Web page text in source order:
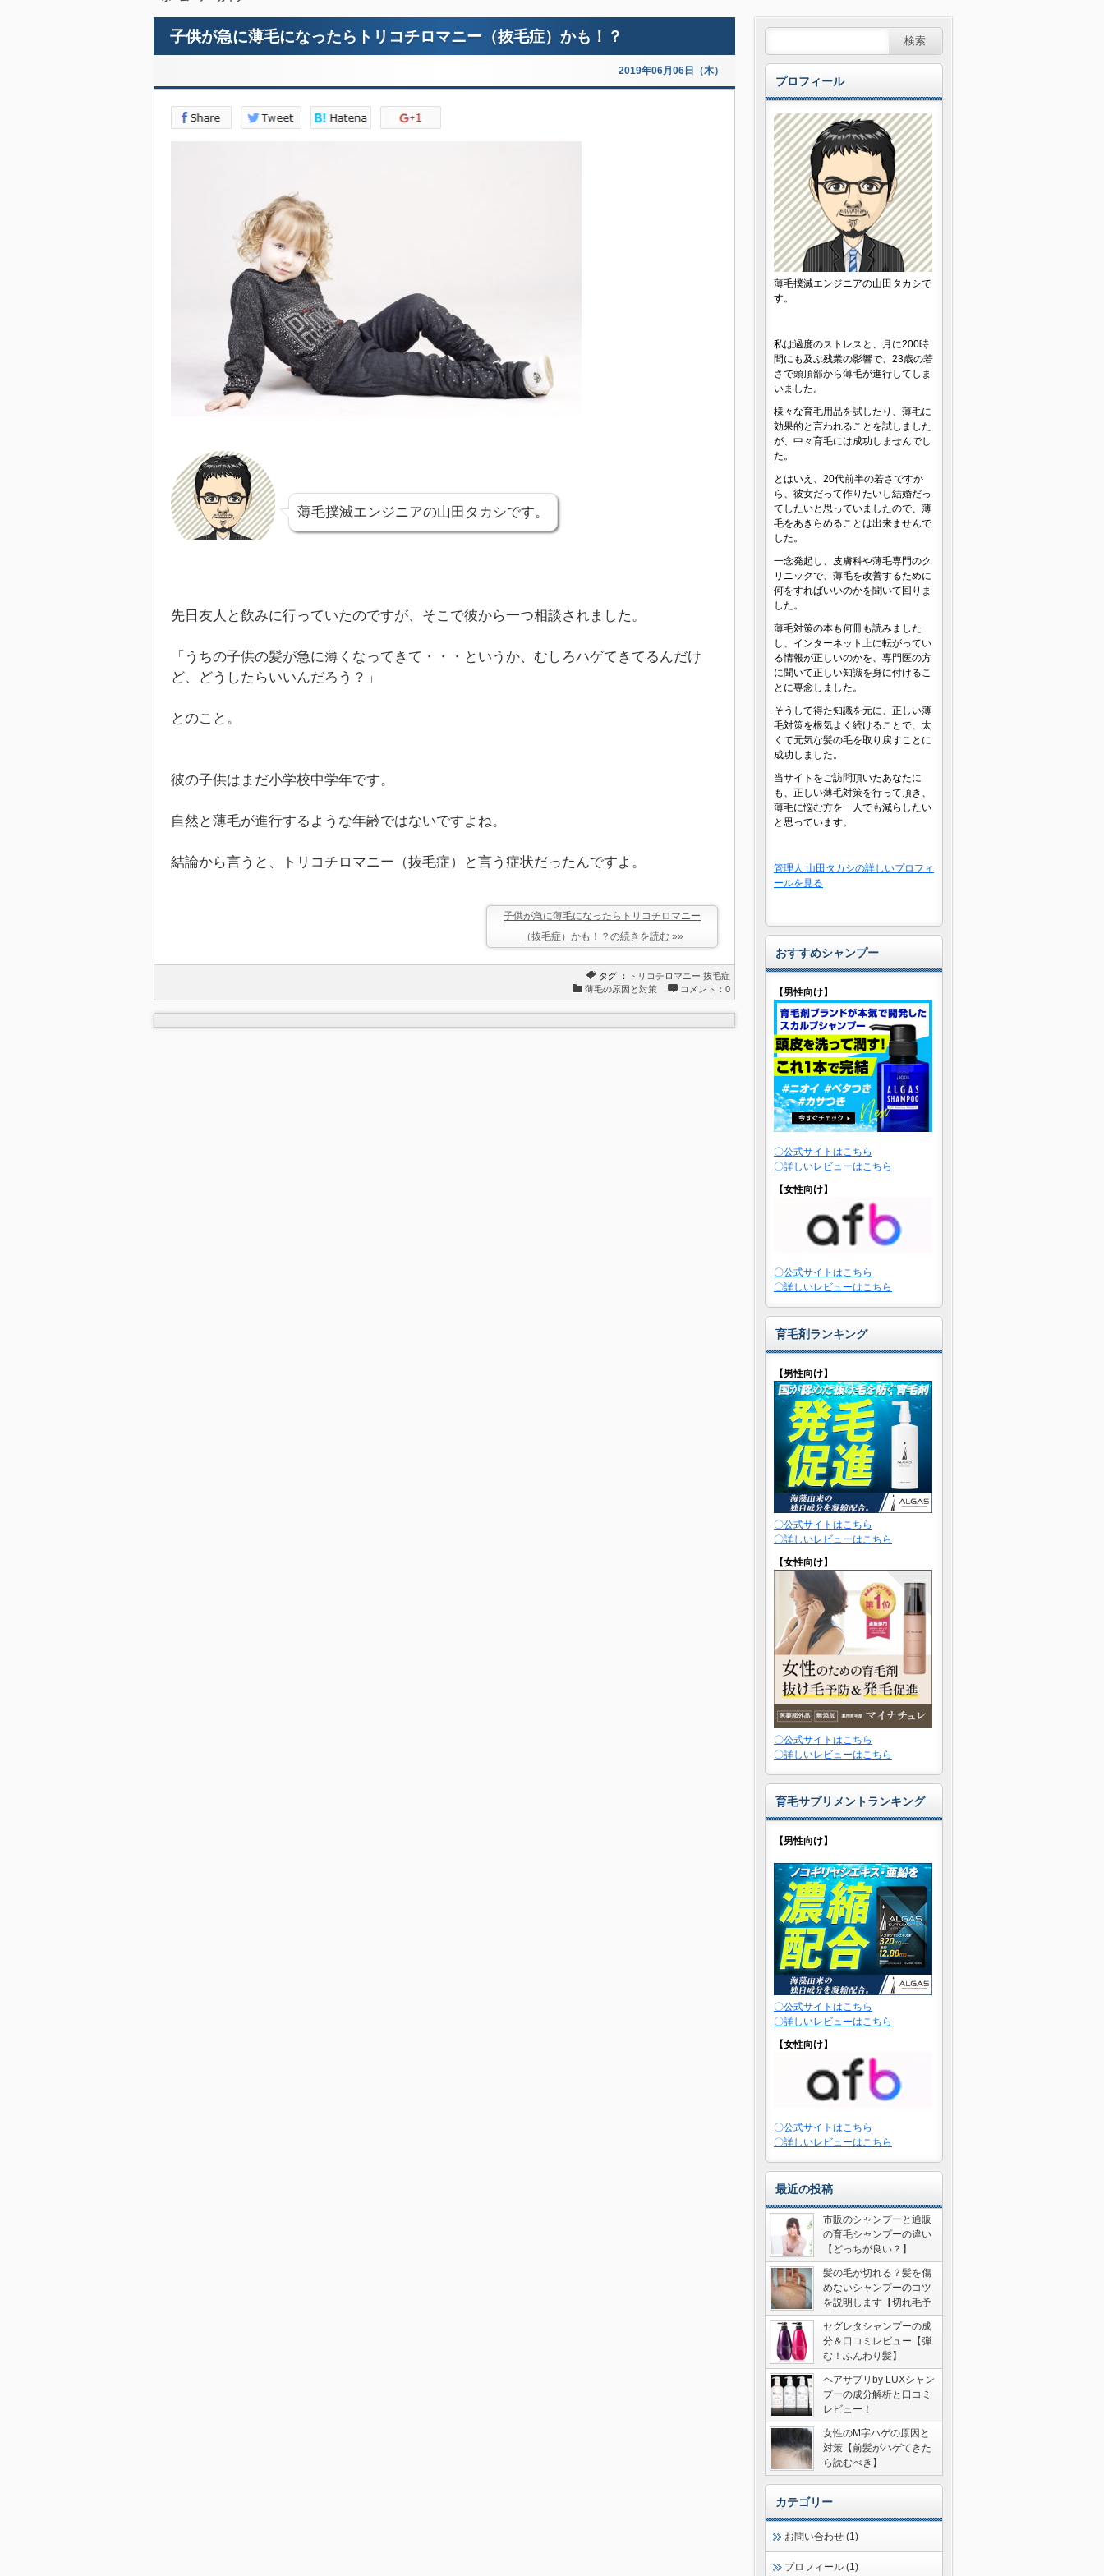
子供が急に薄毛になったらトリコチロマニー（抜毛症）かも！？
2019年06月06日（木）
薄毛撲滅エンジニアの山田タカシです。
先日友人と飲みに行っていたのですが、そこで彼から一つ相談されました。
「うちの子供の髪が急に薄くなってきて・・・というか、むしろハゲてきてるんだけ
ど、どうしたらいいんだろう？」
とのこと。
彼の子供はまだ小学校中学年です。
自然と薄毛が進行するような年齢ではないですよね。
結論から言うと、トリコチロマニー（抜毛症）と言う症状だったんですよ。
子供が急に薄毛になったらトリコチロマニー
（抜毛症）かも！？の続きを読む »»
タグ ： トリコチロマニー 抜毛症
薄毛の原因と対策
コメント：0
プロフィール
薄毛撲滅エンジニアの山田タカシで
す。
私は過度のストレスと、月に200時
間にも及ぶ残業の影響で、23歳の若
さで頭頂部から薄毛が進行してしま
いました。
様々な育毛用品を試したり、薄毛に
効果的と言われることを試しました
が、中々育毛には成功しませんでし
た。
とはいえ、20代前半の若さですか
ら、彼女だって作りたいし結婚だっ
てしたいと思っていましたので、薄
毛をあきらめることは出来ませんで
した。
一念発起し、皮膚科や薄毛専門のク
リニックで、薄毛を改善するために
何をすればいいのかを聞いて回りま
した。
薄毛対策の本も何冊も読みました
し、インターネット上に転がってい
る情報が正しいのかを、専門医の方
に聞いて正しい知識を身に付けるこ
とに専念しました。
そうして得た知識を元に、正しい薄
毛対策を根気よく続けることで、太
くて元気な髪の毛を取り戻すことに
成功しました。
当サイトをご訪問頂いたあなたに
も、正しい薄毛対策を行って頂き、
薄毛に悩む方を一人でも減らしたい
と思っています。
管理人 山田タカシの詳しいプロフィ
ールを見る
おすすめシャンプー
【男性向け】
〇公式サイトはこちら
〇詳しいレビューはこちら
【女性向け】
〇公式サイトはこちら
〇詳しいレビューはこちら
育毛剤ランキング
【男性向け】
〇公式サイトはこちら
〇詳しいレビューはこちら
【女性向け】
〇公式サイトはこちら
〇詳しいレビューはこちら
育毛サプリメントランキング
【男性向け】
〇公式サイトはこちら
〇詳しいレビューはこちら
【女性向け】
〇公式サイトはこちら
〇詳しいレビューはこちら
最近の投稿
市販のシャンプーと通販
の育毛シャンプーの違い
【どっちが良い？】
髪の毛が切れる？髪を傷
めないシャンプーのコツ
を説明します【切れ毛予
防】
セグレタシャンプーの成
分＆口コミレビュー【弾
む！ふんわり髪】
ヘアサプリby LUXシャン
プーの成分解析と口コミ
レビュー！
女性のM字ハゲの原因と
対策【前髪がハゲてきた
ら読むべき】
カテゴリー
お問い合わせ (1)
プロフィール (1)